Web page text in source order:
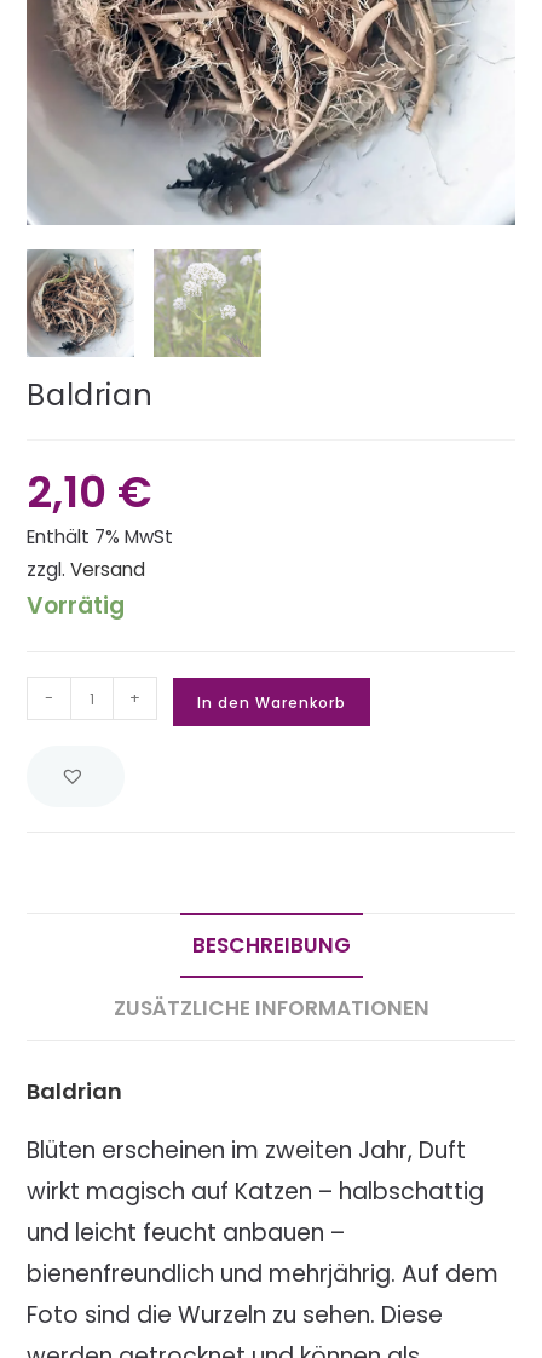
Baldrian
2,10 €
Enthält 7% MwSt
zzgl.Versand
Vorrätig
- + In den Warenkorb
BESCHREIBUNG
ZUSÄTZLICHE INFORMATIONEN
Baldrian
Blüten erscheinen im zweiten Jahr, Duft
wirkt magisch auf Katzen – halbschattig
und leicht feucht anbauen –
bienenfreundlich und mehrjährig. Auf dem
Foto sind die Wurzeln zu sehen. Diese